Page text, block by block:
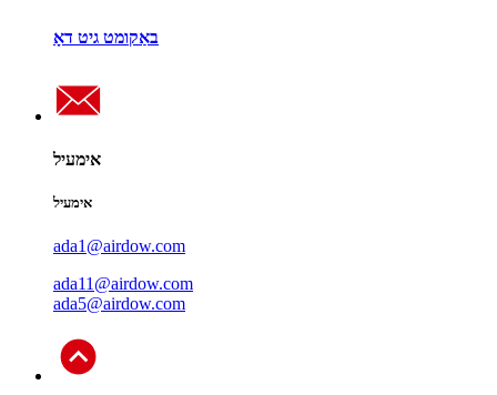
באַקומט גיט דאָ
אימעיל
אימעיל
ada1@airdow.com
ada11@airdow.com
ada5@airdow.com